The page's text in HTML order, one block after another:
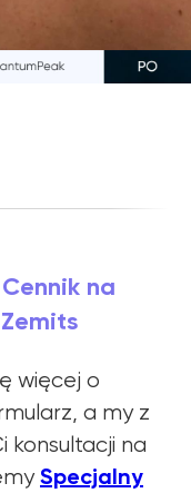
na
więcej o
a my z
konsultacji na
Specjalny